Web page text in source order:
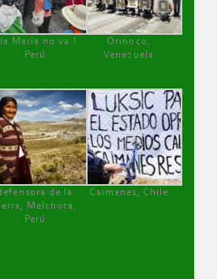
María no va !
Perú
Orinoco,
Venezuela
de la
Melchora,
Perú
Caimanes, Chile